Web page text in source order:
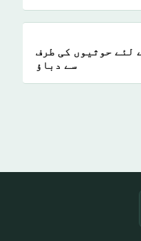
لئے حوثیوں کی طرف
سے دباؤ